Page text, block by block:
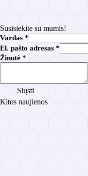
Susisiekite su mumis!
p
a
š
t
V
r
Vardas *
El. pašto adresas *
Žinutė *
Siųsti
Kitos naujienos